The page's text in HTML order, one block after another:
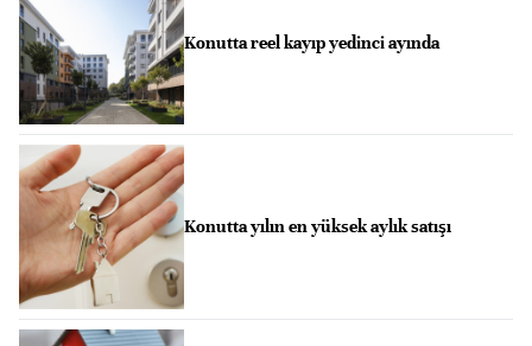
Konutta reel kayıp yedinci ayında
Konutta yılın en yüksek aylık satışı